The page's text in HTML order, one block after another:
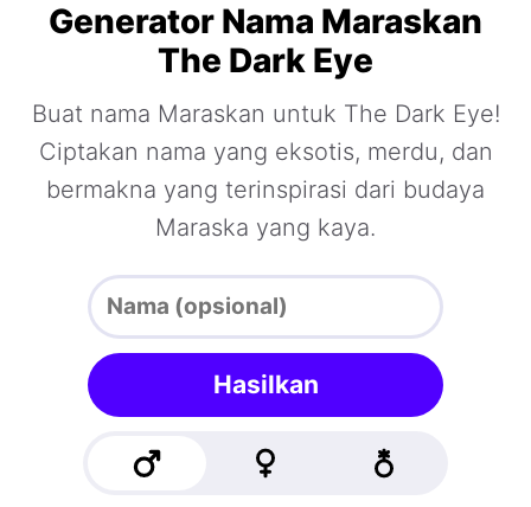
Generator Nama Maraskan
The Dark Eye
Buat nama Maraskan untuk The Dark Eye!
Ciptakan nama yang eksotis, merdu, dan
bermakna yang terinspirasi dari budaya
Maraska yang kaya.
Hasilkan